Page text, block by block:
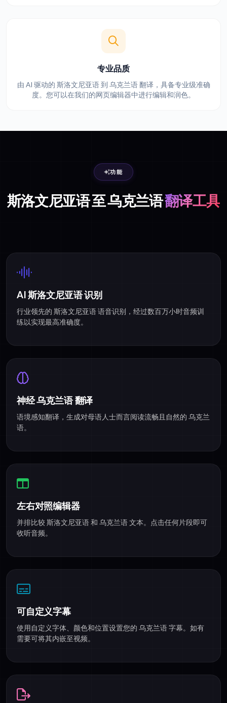
专业品质
由 AI 驱动的 斯洛文尼亚语 到 乌克兰语 翻译，具备专业级准确
度。您可以在我们的网页编辑器中进行编辑和润色。
功能
斯洛文尼亚语 至 乌克兰语翻译工具
AI 斯洛文尼亚语 识别
行业领先的 斯洛文尼亚语 语音识别，经过数百万小时音频训
练以实现最高准确度。
神经 乌克兰语 翻译
语境感知翻译，生成对母语人士而言阅读流畅且自然的 乌克兰
语。
左右对照编辑器
并排比较 斯洛文尼亚语 和 乌克兰语 文本。点击任何片段即可
收听音频。
可自定义字幕
使用自定义字体、颜色和位置设置您的 乌克兰语 字幕。如有
需要可将其内嵌至视频。